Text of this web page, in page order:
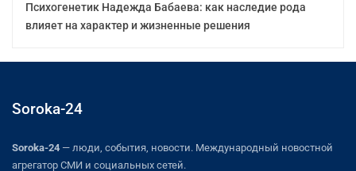
Психогенетик Надежда Бабаева: как наследие рода
влияет на характер и жизненные решения
Soroka-24
Soroka-24 — люди, события, новости. Международный новостной
агрегатор СМИ и социальных сетей.